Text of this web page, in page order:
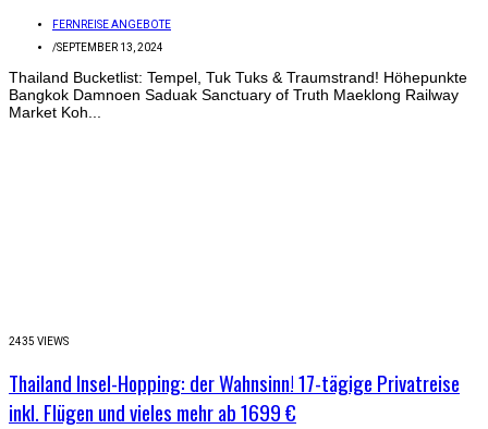
FERNREISE ANGEBOTE
/SEPTEMBER 13, 2024
Thailand Bucketlist: Tempel, Tuk Tuks & Traumstrand! Höhepunkte
Bangkok Damnoen Saduak Sanctuary of Truth Maeklong Railway
Market Koh...
2435 VIEWS
Thailand Insel-Hopping: der Wahnsinn! 17-tägige Privatreise
inkl. Flügen und vieles mehr ab 1699 €